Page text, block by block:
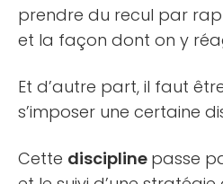
prendre du recul par
et la façon dont on y
Et d’autre part, il faut
s’imposer une certaine
Cette discipline passe